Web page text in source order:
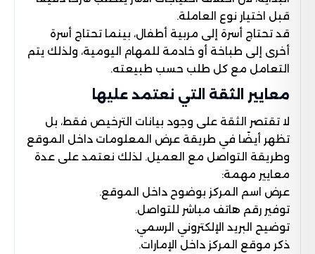
قبل اختيار نوع العاملة.
قد تحتاج أسرة إلى مربية أطفال، بينما تحتاج أسرة
أخرى إلى طباخة أو خادمة للمهام اليومية، ولذلك يتم
التعامل مع كل طلب حسب طبيعته.
معايير الثقة التي نعتمد عليها
لا تقتصر الثقة على وجود بيانات الترخيص فقط، بل
تظهر أيضًا في طريقة عرض المعلومات داخل الموقع
وطريقة التواصل مع العميل. لذلك نعتمد على عدة
معايير مهمة:
عرض اسم المركز بوضوح داخل الموقع.
توفير رقم هاتف مباشر للتواصل.
توضيح البريد الإلكتروني الرسمي.
ذكر موقع المركز داخل الإمارات.